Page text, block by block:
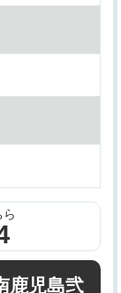
鹿児島弐